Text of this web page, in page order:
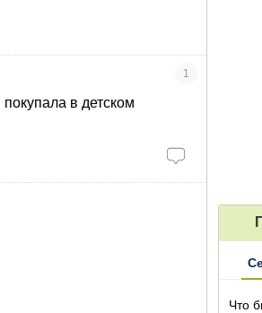
1
в детском
Что